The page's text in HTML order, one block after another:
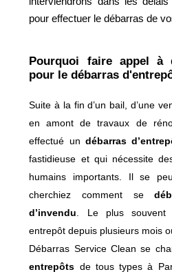
pour effectuer le débarras de
Pourquoi faire appel à
pour le débarras
Suite à la fin d’un bail, d’une
en amont de travaux de
effectué un débarras
fastidieuse et qui nécessite
humains importants. Il se
cherchiez comment se
d’invendu . Le plus
entrepôt depuis plusieurs mois
Débarras Service Clean se
entrepôts de tous types à